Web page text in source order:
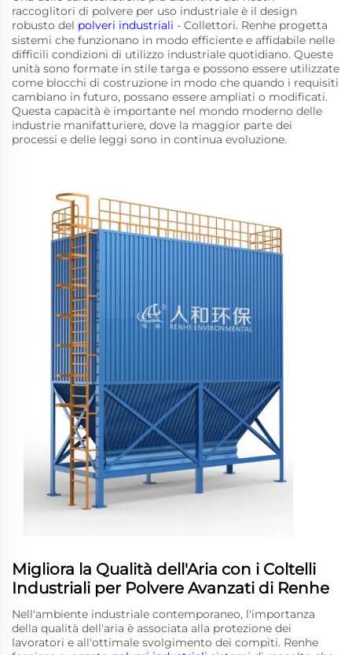
raccoglitori di polvere per uso industriale è il design
robusto del polveri industriali - Collettori. Renhe progetta
sistemi che funzionano in modo efficiente e affidabile nelle
difficili condizioni di utilizzo industriale quotidiano. Queste
unità sono formate in stile targa e possono essere utilizzate
come blocchi di costruzione in modo che quando i requisiti
cambiano in futuro, possano essere ampliati o modificati.
Questa capacità è importante nel mondo moderno delle
industrie manifatturiere, dove la maggior parte dei
processi e delle leggi sono in continua evoluzione.
Migliora la Qualità dell'Aria con i Coltelli
Industriali per Polvere Avanzati di Renhe
Nell'ambiente industriale contemporaneo, l'importanza
della qualità dell'aria è associata alla protezione dei
lavoratori e all'ottimale svolgimento dei compiti. Renhe